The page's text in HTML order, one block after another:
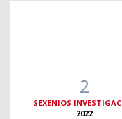
2
SEXENIOS
2022